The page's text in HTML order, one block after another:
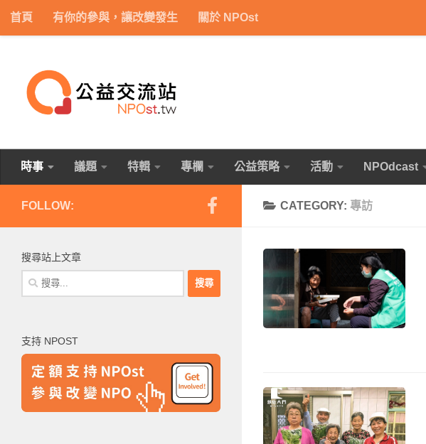
Skip to content
首頁 有你的參與，讓改變發生 關於 NPOst
時事 議題 特輯 專欄 公益策略 活動 NPOdcast
CATEGORY: 專訪
FOLLOW:
搜尋站上文章
搜
尋
字:
支持 NPOST